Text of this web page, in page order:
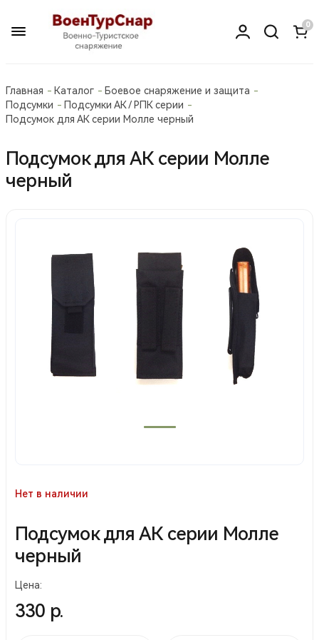
0
Главная Каталог
Боевое снаряжение и защита
Подсумки
Подсумки АК / РПК серии
Подсумок для АК серии Молле черный
Подсумок для АК серии Молле
черный
Нет в наличии
Подсумок для АК серии Молле
черный
Цена:
330 р.